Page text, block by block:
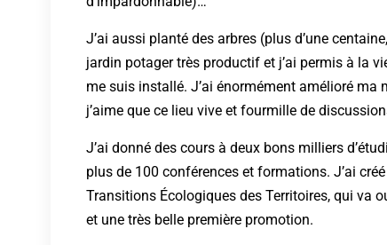
J’ai aussi planté des arbres (plus d’une
jardin potager très productif et j’ai permis à la
me suis installé. J’ai énormément amélioré
j’aime que ce lieu vive et fourmille de
J’ai donné des cours à deux bons milliers
plus de 100 conférences et formations. J’ai
Transitions Écologiques des Territoires, qui va
et une très belle première promotion.